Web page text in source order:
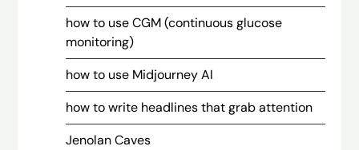
how to use CGM (continuous glucose
monitoring)
how to use Midjourney AI
how to write headlines that grab attention
Jenolan Caves